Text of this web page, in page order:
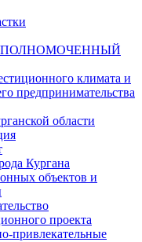
климата и
предпринимательства
области
Кургана
объектов и
проекта
привлекательные